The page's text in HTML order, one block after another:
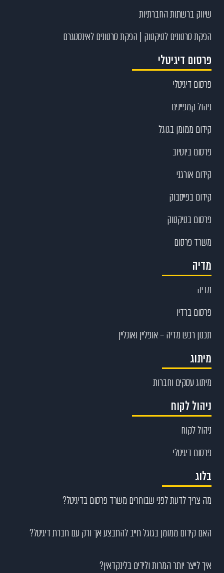
שיווק ברשתות החברתיות
הפקת סרטונים לטיקטוק | הפקת סרטונים לאינסטגרם
פרסום דיגיטלי
פרסום דיגיטלי
ניהול קמפיינים
קידום ממומן בגוגל
פרסום ביוטיוב
קידום אורגני
קידום בפייסבוק
פרסום בטיקטוק
משרד פרסום
מדיה
מדיה
פרסום ברדיו
תכנון רכש מדיה – אופליין ואונליין
מיתוג
מיתוג עסקים וחברות
ניהול לקוח
ניהול לקוח
פרסום דיגיטלי
בלוג
מה צריך לדעת לפני שבוחרים משרד פרסום בדיגיטל?
האם קידום ממומן בגוגל חייב להתבצע אך ורק עם חברת דיגיטל?
איך לייצר יותר המרות ולידים בלינקדאין?